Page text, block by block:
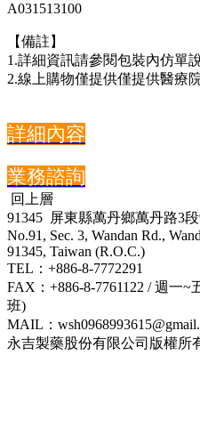
A031513100
【備註】
1.詳細資訊請參閱包裝內仿單
2.線上購物僅提供僅提供醫療
詳細內容
業務諮詢
回上層
91345 屏東縣萬丹鄉萬丹路3
No.91, Sec. 3, Wandan Rd.,
91345, Taiwan (R.O.C.)
TEL：+886-8-7772291
FAX：+886-8-7761122 / 週一~
班)
MAIL：
永吉製藥股份有限公司版權所